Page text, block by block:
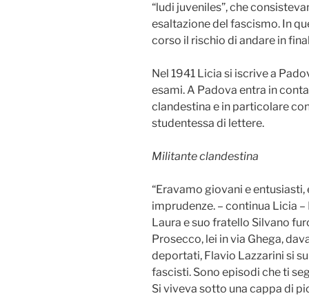
“ludi juveniles”, che
esaltazione del fascismo. In
corso il rischio di andare in
Nel 1941 Licia si iscrive a
esami. A Padova entra in
clandestina e in particolare
studentessa di lettere.
Militante clandestina
“Eravamo giovani e
imprudenze. – continua Licia
Laura e suo fratello Silvano
Prosecco, lei in via Ghega,
deportati, Flavio Lazzarini si
fascisti. Sono episodi che ti
Si viveva sotto una cappa di